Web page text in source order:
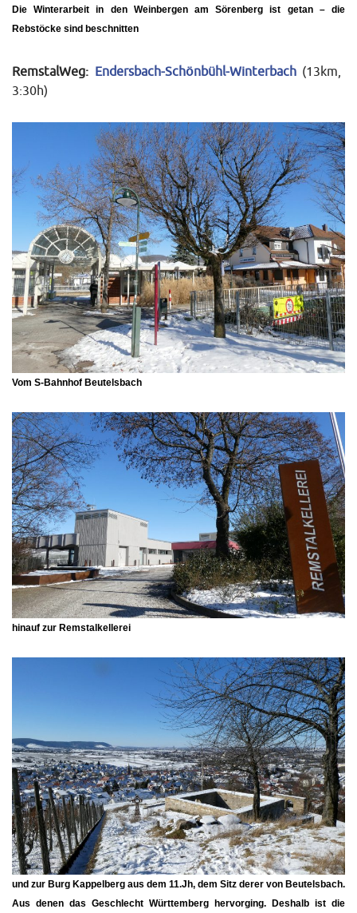
Die Winterarbeit in den Weinbergen am Sörenberg ist getan – die
Rebstöcke sind beschnitten
RemstalWeg: Endersbach-Schönbühl-Winterbach(13km,
3:30h)
Vom S-Bahnhof Beutelsbach
hinauf zur Remstalkellerei
und zur Burg Kappelberg aus dem 11.Jh, dem Sitz derer von Beutelsbach.
Aus denen das Geschlecht Württemberg hervorging. Deshalb ist die